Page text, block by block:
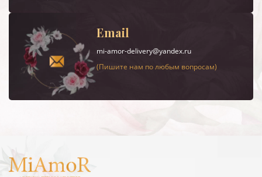
Email
mi-amor-delivery@yandex.ru
(Пишите нам по любым вопросам)